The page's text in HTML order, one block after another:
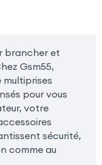
brancher et
Gsm55,
multiprises
pour vous
votre
sécurité,
comme au